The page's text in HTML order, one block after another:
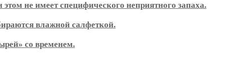
не имеет специфического неприятного запаха.
влажной салфеткой.
со временем.